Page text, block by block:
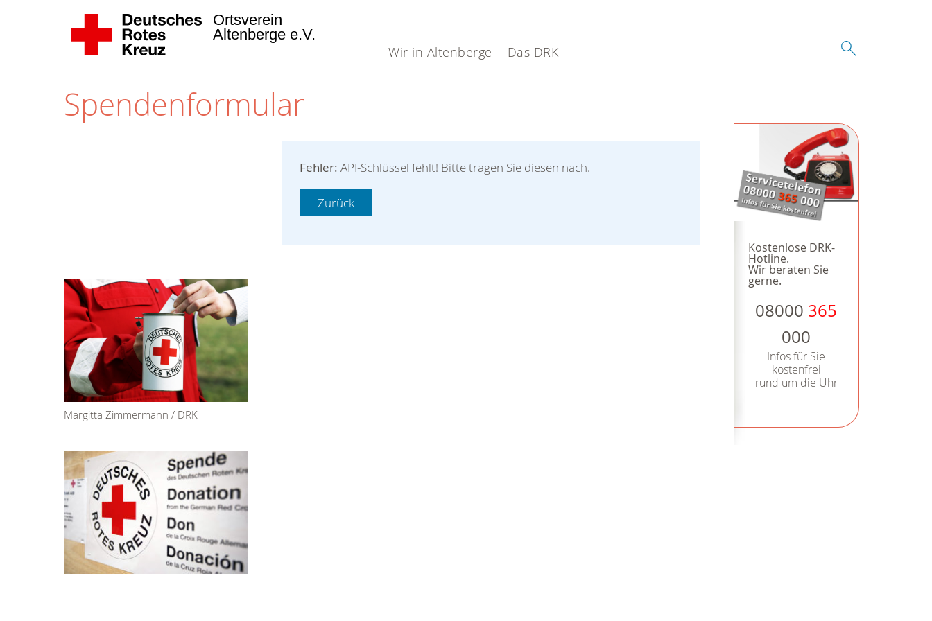
Wir in Altenberge Das DRK
Ortsverein
Altenberge e.V.
Spendenformular
Kostenlose DRK-
Hotline.
Wir beraten Sie
gerne.
08000 365
000
Infos für Sie
kostenfrei
rund um die Uhr
Fehler: API-Schlüssel fehlt! Bitte tragen Sie diesen nach.
Margitta Zimmermann / DRK